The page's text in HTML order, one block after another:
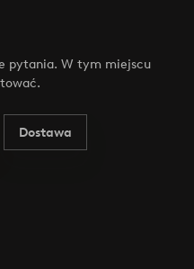
pytania. W tym miejscu
Dostawa